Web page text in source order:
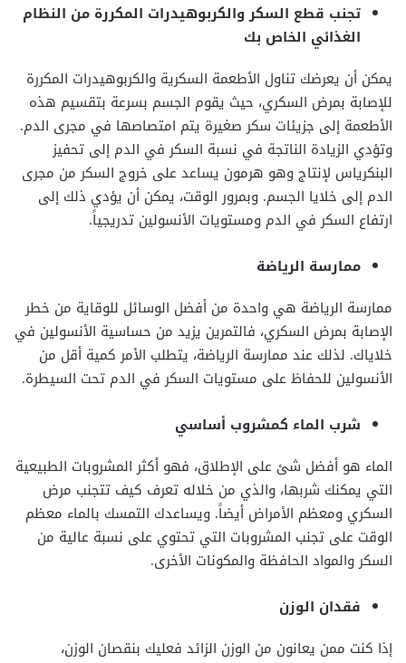
تجنب قطع السكر والكربوهيدرات المكررة من النظام
الغذائي الخاص بك
يمكن أن يعرضك تناول الأطعمة السكرية والكربوهيدرات المكررة
للإصابة بمرض السكري، حيث يقوم الجسم بسرعة بتقسيم هذه
الأطعمة إلى جزيئات سكر صغيرة يتم امتصاصها في مجرى الدم.
وتؤدي الزيادة الناتجة في نسبة السكر في الدم إلى تحفيز
البنكرياس لإنتاج وهو هرمون يساعد على خروج السكر من مجرى
الدم إلى خلايا الجسم. وبمرور الوقت، يمكن أن يؤدي ذلك إلى
ارتفاع السكر في الدم ومستويات الأنسولين تدريجياً.
ممارسة الرياضة
ممارسة الرياضة هي واحدة من أفضل الوسائل للوقاية من خطر
الإصابة بمرض السكري، فالتمرين يزيد من حساسية الأنسولين في
خلاياك. لذلك عند ممارسة الرياضة، يتطلب الأمر كمية أقل من
الأنسولين للحفاظ على مستويات السكر في الدم تحت السيطرة.
شرب الماء كمشروب أساسي
الماء هو أفضل شئ على الإطلاق، فهو أكثر المشروبات الطبيعية
التي يمكنك شربها، والذي من خلاله تعرف كيف تتجنب مرض
السكري ومعظم الأمراض أيضاً. ويساعدك التمسك بالماء معظم
الوقت على تجنب المشروبات التي تحتوي على نسبة عالية من
السكر والمواد الحافظة والمكونات الأخرى.
فقدان الوزن
إذا كنت ممن يعانون من الوزن الزائد فعليك بنقصان الوزن،